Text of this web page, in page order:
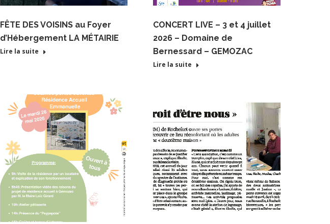
FÊTE DES VOISINS au Foyer
d’Hébergement LA MÉTAIRIE
Lire la suite
CONCERT LIVE – 3 et 4 juillet
2026 – Domaine de
Bernessard – GEMOZAC
Lire la suite